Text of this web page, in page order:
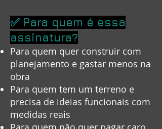
✅ Para quem é essa
assinatura?
Para quem quer construir com
planejamento e gastar menos na
obra
Para quem tem um terreno e
precisa de ideias funcionais com
medidas reais